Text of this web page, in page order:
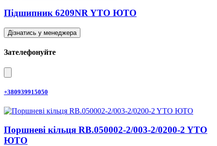
Підшипник 6209NR YTO ЮТО
Дізнатись у менеджера
Зателефонуйте
+380939915050
Поршневі кільця RB.050002-2/003-2/0200-2 YTO
ЮТО